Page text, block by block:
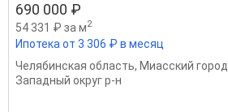
690 000 ₽
54 331 ₽ за м2
Ипотека от 3 306 ₽ в месяц
Челябинская область, Миасский
Западный округ р-н